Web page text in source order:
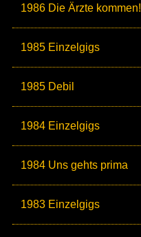
1986 Die Ärzte kommen!
1985 Einzelgigs
1985 Debil
1984 Einzelgigs
1984 Uns gehts prima
1983 Einzelgigs